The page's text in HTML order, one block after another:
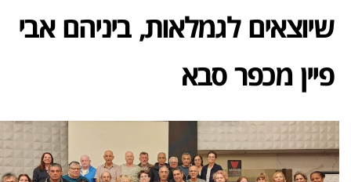
שיוצאים לגמלאות, ביניהם אבי
פיין מכפר סבא